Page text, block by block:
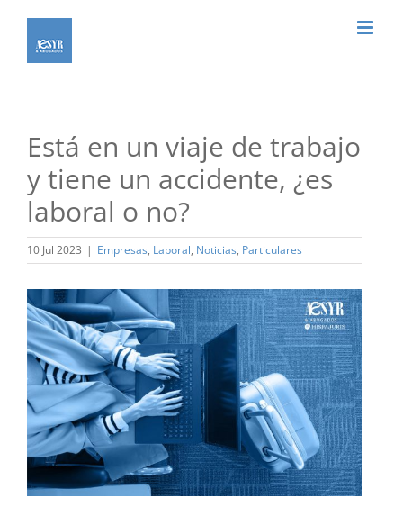
contenido
Está en un viaje de trabajo
y tiene un accidente, ¿es
laboral o no?
10 Jul 2023 | Empresas, Laboral, Noticias, Particulares
Ver
imagen
más
grande